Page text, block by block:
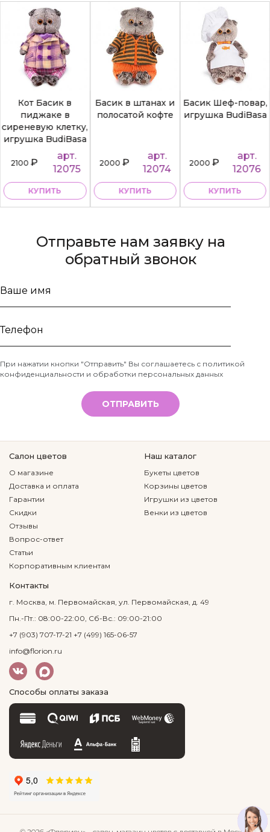
Кот Басик в
пиджаке в
сиреневую клетку,
игрушка BudiBasa
2100₽
арт.
12075
КУПИТЬ
Басик в штанах и
полосатой кофте
2000₽
арт.
12074
КУПИТЬ
Басик Шеф-повар,
игрушка BudiBasa
2000₽
арт.
12076
КУПИТЬ
Отправьте нам заявку на
обратный звонок
Ваше
Телефон
*
При нажатии кнопки "Отправить" Вы соглашаетесь с политикой
конфиденциальности и обработки персональных данных
ОТПРАВИТЬ
Салон цветов
О магазине
Доставка и оплата
Гарантии
Скидки
Отзывы
Вопрос-ответ
Статьи
Корпоративным клиентам
Наш каталог
Букеты цветов
Корзины цветов
Игрушки из цветов
Венки из цветов
Контакты
г. Москва, м. Первомайская, ул. Первомайская, д. 49
Пн.-Пт.: 08:00-22:00, Сб-Вс.: 09:00-21:00
+7 (903) 707-17-21 +7 (499) 165-06-57
info@florion.ru
Способы оплаты заказа